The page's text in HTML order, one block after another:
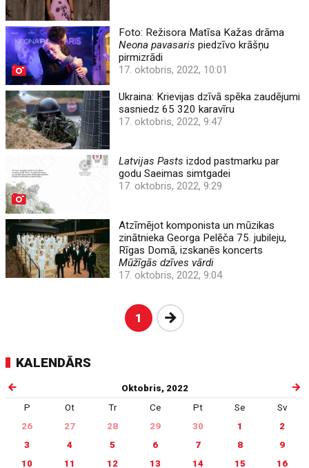
Foto: Režisora Matīsa Kažas drāma
Neona pavasaris piedzīvo krāšņu
pirmizrādi
17. oktobris, 2022, 10:01
Ukraina: Krievijas dzīvā spēka zaudējumi
sasniedz 65 320 karavīru
17. oktobris, 2022, 9:47
Latvijas Pasts izdod pastmarku par
godu Saeimas simtgadei
17. oktobris, 2022, 9:29
Atzīmējot komponista un mūzikas
zinātnieka Georga Pelēča 75. jubileju,
Rīgas Domā, izskanēs koncerts
Mūžīgās dzīves vārdi
17. oktobris, 2022, 9:04
1 Nākošā
KALENDĀRS
Oktobris, 2022
P
Ot Tr Ce Pt Se
Sv
26
27 28 29 30 1
2
3
4 5 6 7 8
9
10
11 12 13 14 15
16